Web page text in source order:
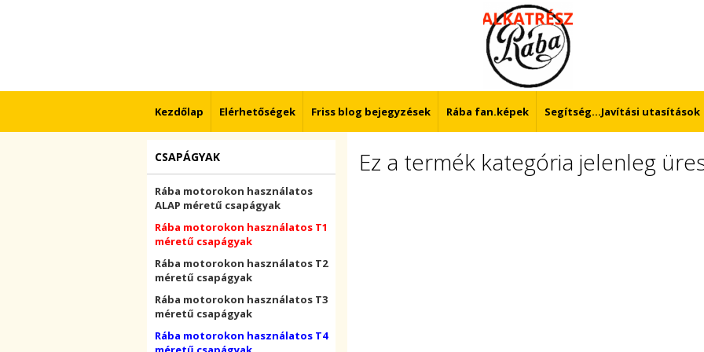
Kezdőlap Elérhetőségek Friss blog bejegyzések Rába fan.képek Segítség...Javítási utasítások
CSAPÁGYAK
Rába motorokon használatos
ALAP méretű csapágyak
Rába motorokon használatos T1
méretű csapágyak
Rába motorokon használatos T2
méretű csapágyak
Rába motorokon használatos T3
méretű csapágyak
Rába motorokon használatos T4
Ez a termék kategória jelenleg